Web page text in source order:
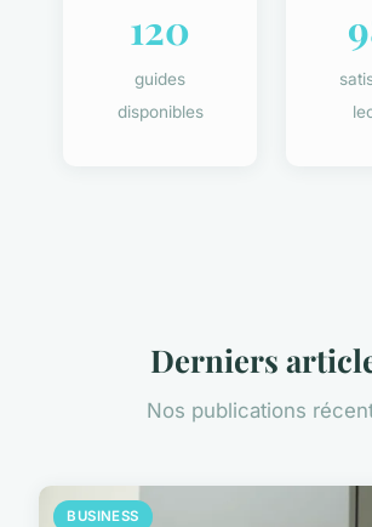
120
guides
disponibles
Derniers
Nos publications
BUSINESS